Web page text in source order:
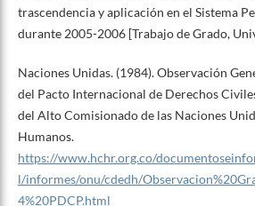
trascendencia y aplicación en el Sistema
durante 2005-2006 [Trabajo de Grado,
Naciones Unidas. (1984). Observación
del Pacto Internacional de Derechos
del Alto Comisionado de las Naciones
Humanos.
https://www.hchr.org.co/
l/informes/onu/cdedh/
4%20PDCP.html